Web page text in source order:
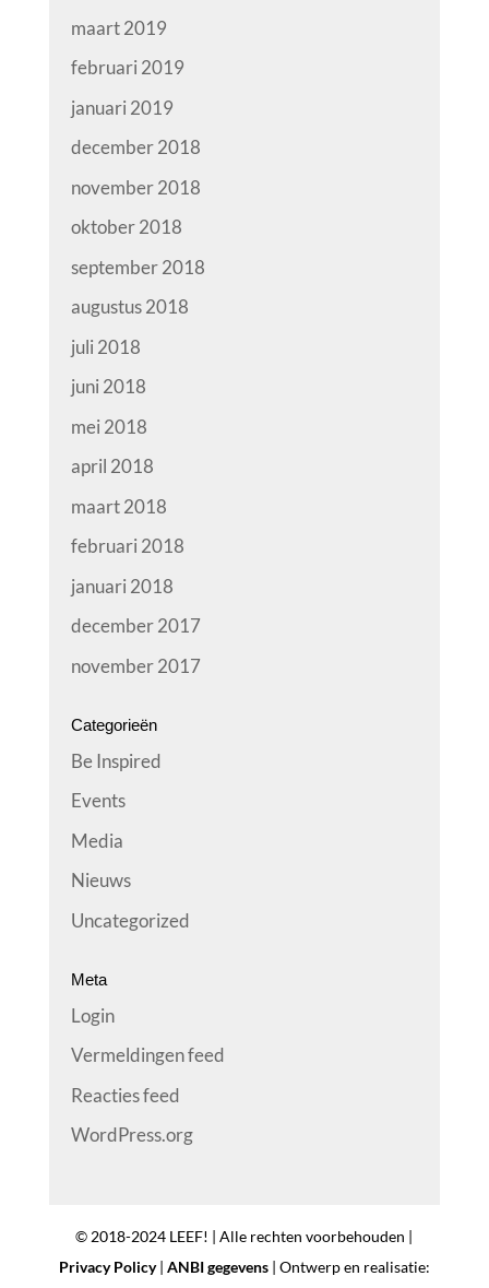
maart 2019
februari 2019
januari 2019
december 2018
november 2018
oktober 2018
september 2018
augustus 2018
juli 2018
juni 2018
mei 2018
april 2018
maart 2018
februari 2018
januari 2018
december 2017
november 2017
Categorieën
Be Inspired
Events
Media
Nieuws
Uncategorized
Meta
Login
Vermeldingen feed
Reacties feed
WordPress.org
© 2018-2024 LEEF! | Alle rechten voorbehouden |
Privacy Policy| ANBI gegevens| Ontwerp en realisatie: